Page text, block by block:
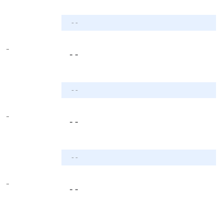
- -
-
- -
- -
-
- -
- -
-
- -